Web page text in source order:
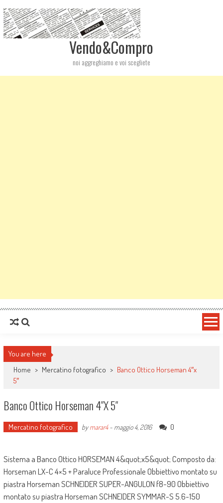
Vendo&Compro
noi aggreghiamo e voi scegliete
You are here
Home > Mercatino fotografico > Banco Ottico Horseman 4″x
5″
Banco Ottico Horseman 4″x 5″
Mercatino fotografico bymarar4- maggio 4, 2016 0
Sistema a Banco Ottico HORSEMAN 4&quot;x5&quot; Composto da:
Horseman LX-C 4×5 + Paraluce Professionale Obbiettivo montato su
piastra Horseman SCHNEIDER SUPER-ANGULON f8-90 Obbiettivo
montato su piastra Horseman SCHNEIDER SYMMAR-S 5.6-150